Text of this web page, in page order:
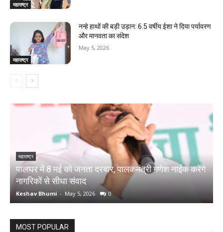
महाराष्ट्र
महाराष्ट्र
नन्हे हाथों की बड़ी उड़ान: 6.5 वर्षीय ईशा ने दिया पर्यावरण
और मानवता का संदेश
May 5, 2026
महाराष्ट्र
पालघर में 8 मई को जनता दरबार, पालकमंत्री गणेश नाईक करेंगे
नागरिकों से सीधा संवाद
Keshav Bhumi - May 5, 2026 0
MOST POPULAR